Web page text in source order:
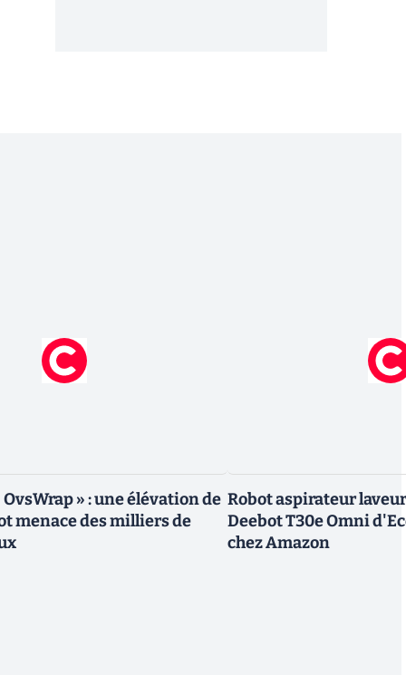
» : une élévation de
menace des milliers de
Robot aspirateur
Deebot T30e Omni
chez Amazon